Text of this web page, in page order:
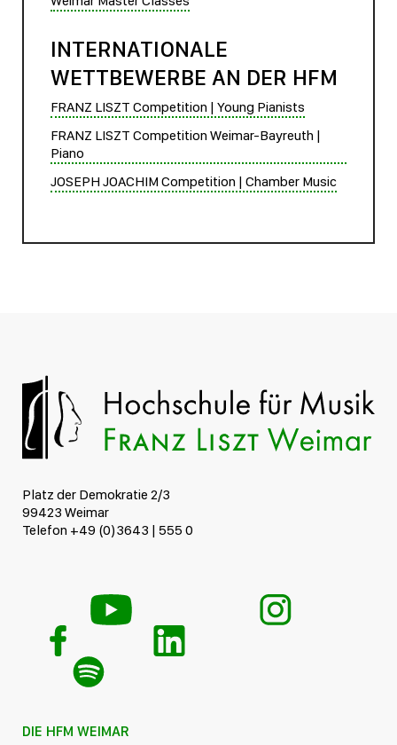
INTERNATIONALE
WETTBEWERBE AN DER HFM
FRANZ LISZT Competition | Young Pianists
FRANZ LISZT Competition Weimar-Bayreuth |
Piano
JOSEPH JOACHIM Competition | Chamber Music
Platz der Demokratie 2/3
99423 Weimar
Telefon +49 (0)3643 | 555 0
DIE HFM WEIMAR